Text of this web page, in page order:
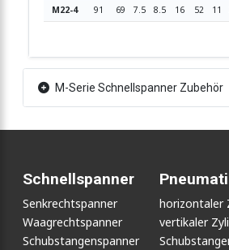
M22-4
91 69 7.5 8.5 16 52 11
M-Serie Schnellspanner Zubehör
Schnellspanner
Senkrechtspanner
Waagrechtspanner
Schubstangenspanner
horizontaler
vertikaler